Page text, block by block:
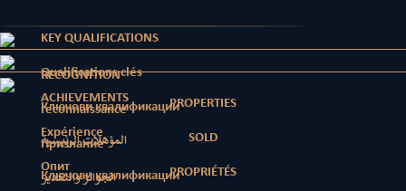
KEY QUALIFICATIONS
Qualifications clés
Ключови квалификации
المؤهلات الرئيسية
Ключови квалификации
RECOGNITION
reconnaissance
Признание
الجوائز والتقدير
ACHIEVEMENTS
Expérience
Опит
PROPERTIES
SOLD
PROPRIÉTÉS